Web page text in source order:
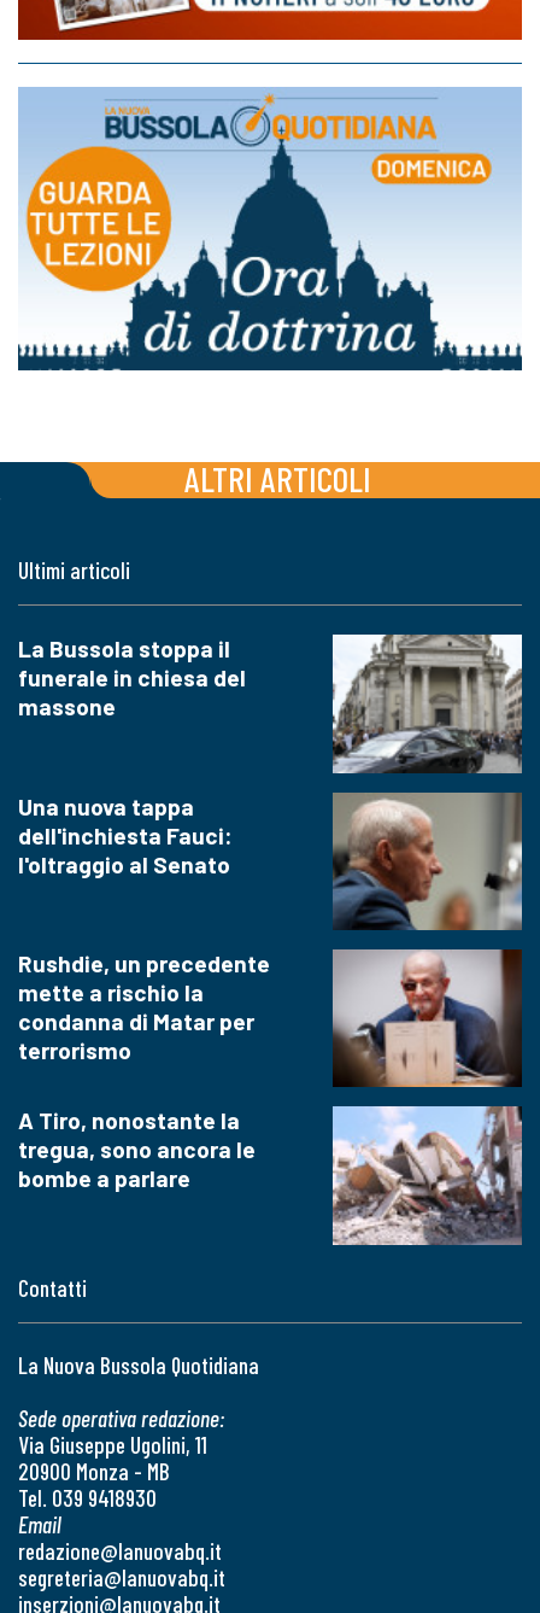
ALTRI ARTICOLI
Contatti
La Nuova Bussola Quotidiana
Sede operativa redazione:
Via Giuseppe Ugolini, 11
20900 Monza - MB
Tel. 039 9418930
Email
redazione@lanuovabq.it
segreteria@lanuovabq.it
inserzioni@lanuovabq.it
Ultimi articoli
La Bussola stoppa il
funerale in chiesa del
massone
Una nuova tappa
dell'inchiesta Fauci:
l'oltraggio al Senato
Rushdie, un precedente
mette a rischio la
condanna di Matar per
terrorismo
A Tiro, nonostante la
tregua, sono ancora le
bombe a parlare